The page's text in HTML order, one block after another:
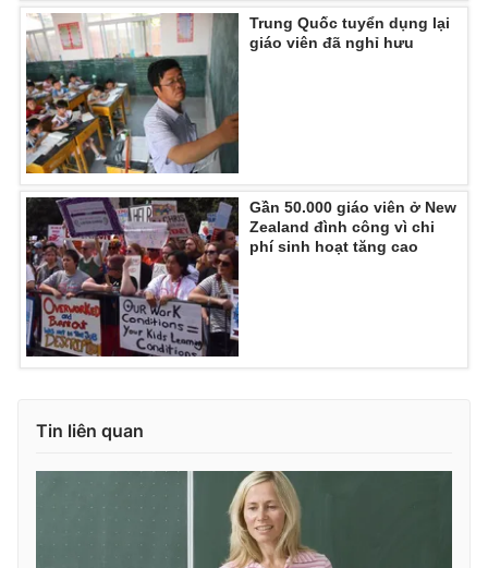
Ðiện thoại Thời báo VTV:024.66 897 897
Email:toasoan@vtv.vn
Liên hệ quảng cáo: 024-7300.7108
thông tin từ website này.
Trung Quốc tuyển dụng lại
giáo viên đã nghỉ hưu
Gần 50.000 giáo viên ở New
Zealand đình công vì chi
phí sinh hoạt tăng cao
Tin liên quan